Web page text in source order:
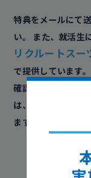
特典をメールにて
い。
また、就活生
リクルートスー
で提供しています。
確認してみてくださ
は、就活生の方が
ます！
担当からお